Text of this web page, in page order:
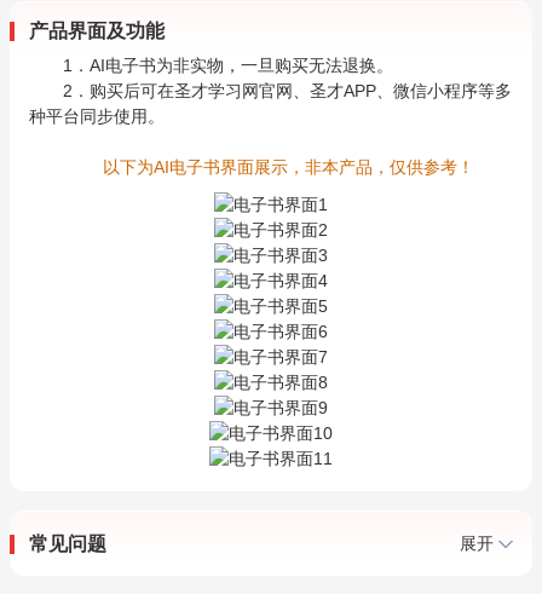
产品界面及功能
1．AI电子书为非实物，一旦购买无法退换。
2．购买后可在圣才学习网官网、圣才APP、微信小程序等多
种平台同步使用。
以下为AI电子书界面展示，非本产品，仅供参考！
常见问题 展开